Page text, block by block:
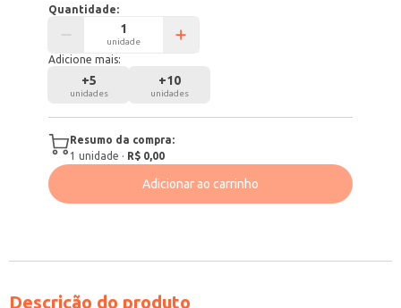
Quantidade:
unidade
Adicione mais:
+5
unidades
+10
unidades
Resumo da compra:
1 unidade · R$ 0,00
Adicionar ao carrinho
Descrição do produto